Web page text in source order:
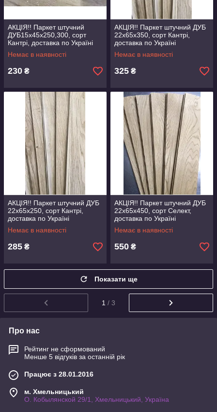
АКЦІЯ!! Паркет штучний
ДУБ15х45х250,300, сорт
Кантрі, доставка по Україні
Немає в наявності
230 ₴
АКЦІЯ!! Паркет штучний ДУБ
22х65х350, сорт Кантрі,
доставка по Україні
Немає в наявності
325 ₴
АКЦІЯ!! Паркет штучний ДУБ
22х65х250, сорт Кантрі,
доставка по Україні
Немає в наявності
285 ₴
АКЦІЯ!! Паркет штучний ДУБ
22х65х450, сорт Селект,
доставка по Україні
Немає в наявності
550 ₴
Показати ще
1 / 3
Про нас
Рейтинг не сформований
Менше 5 відгуків за останній рік
Працює з 28.01.2016
м. Хмельницький
О. Кобылянской 29/1, Хмельницький, Україна